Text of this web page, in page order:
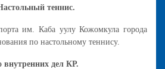
теннис.
им. Каба уулу Кожомкула города
по настольному теннису.
внутренних дел КР.